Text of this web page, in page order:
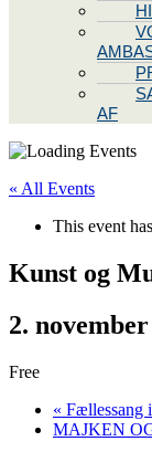
AF
« All Events
This event
Kunst og
2.
Free
« Fællessang
MAJKEN